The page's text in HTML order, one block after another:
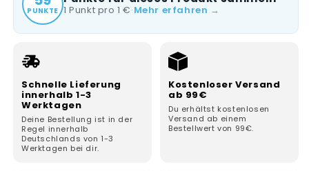
PUNKTE 1 Punkt pro 1 €·Mehr erfahren →
Schnelle Lieferung
innerhalb 1-3
Werktagen
Deine Bestellung ist in der
Regel innerhalb
Deutschlands von 1-3
Werktagen bei dir.
Kostenloser Versand
ab 99€
Du erhältst kostenlosen
Versand ab einem
Bestellwert von 99€.